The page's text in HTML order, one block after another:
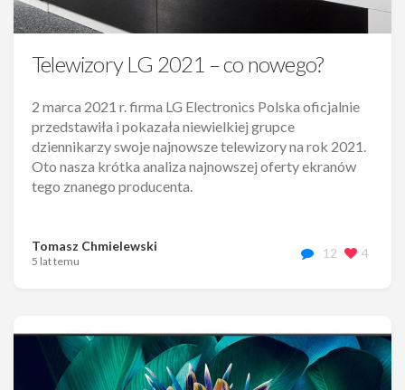
Telewizory LG 2021 – co nowego?
2 marca 2021 r. firma LG Electronics Polska oficjalnie
przedstawiła i pokazała niewielkiej grupce
dziennikarzy swoje najnowsze telewizory na rok 2021.
Oto nasza krótka analiza najnowszej oferty ekranów
tego znanego producenta.
Tomasz Chmielewski
5 lat temu
12 4